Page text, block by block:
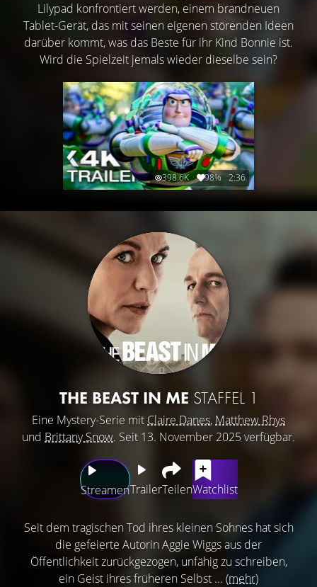
Lilypad konfrontiert werden, einem brandneuen
Tablet-Gerät, das mit seinen eigenen störenden Ideen
darüber kommt, was das Beste für ihr Kind Bonnie ist.
Wird die Spielzeit jemals wieder dieselbe sein?
398.6K 98% 2:36
THE BEAST IN ME STAFFEL 1
Eine Mystery-Serie mit Claire Danes, Matthew Rhys
und Brittany Snow. Seit 13. November 2025 verfügbar.
StreamenTrailerTeilenWatchlist
Seit dem tragischen Tod ihres kleinen Sohnes hat sich
die gefeierte Autorin Aggie Wiggs aus der
Öffentlichkeit zurückgezogen, unfähig zu schreiben,
ein Geist ihres früheren Selbst ... (mehr)